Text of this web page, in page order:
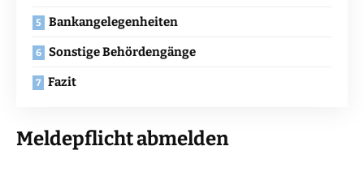
Bankangelegenheiten
Sonstige Behördengänge
Fazit
Meldepflicht abmelden